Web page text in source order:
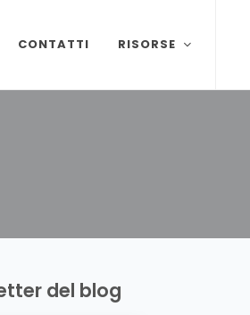
CONTATTI RISORSE
del blog